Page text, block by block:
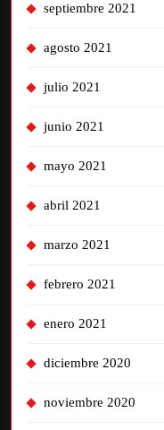
septiembre 2021
agosto 2021
julio 2021
junio 2021
mayo 2021
abril 2021
marzo 2021
febrero 2021
enero 2021
diciembre 2020
noviembre 2020